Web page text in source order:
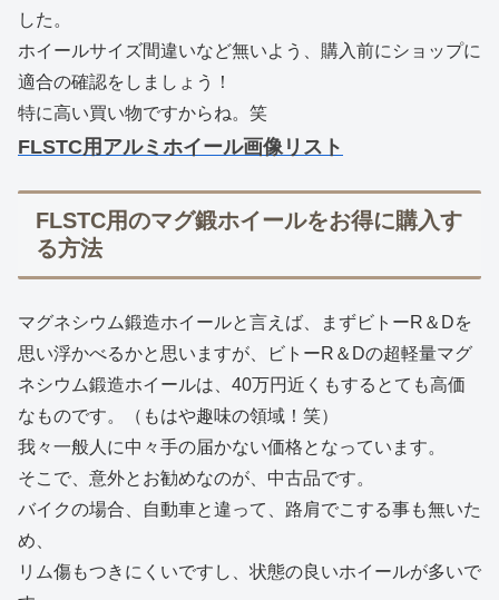
した。
ホイールサイズ間違いなど無いよう、購入前にショップに
適合の確認をしましょう！
特に高い買い物ですからね。笑
FLSTC用アルミホイール画像リスト
FLSTC用のマグ鍛ホイールをお得に購入す
る方法
マグネシウム鍛造ホイールと言えば、まずビトーR＆Dを
思い浮かべるかと思いますが、ビトーR＆Dの超軽量マグ
ネシウム鍛造ホイールは、40万円近くもするとても高価
なものです。（もはや趣味の領域！笑）
我々一般人に中々手の届かない価格となっています。
そこで、意外とお勧めなのが、中古品です。
バイクの場合、自動車と違って、路肩でこする事も無いた
め、
リム傷もつきにくいですし、状態の良いホイールが多いで